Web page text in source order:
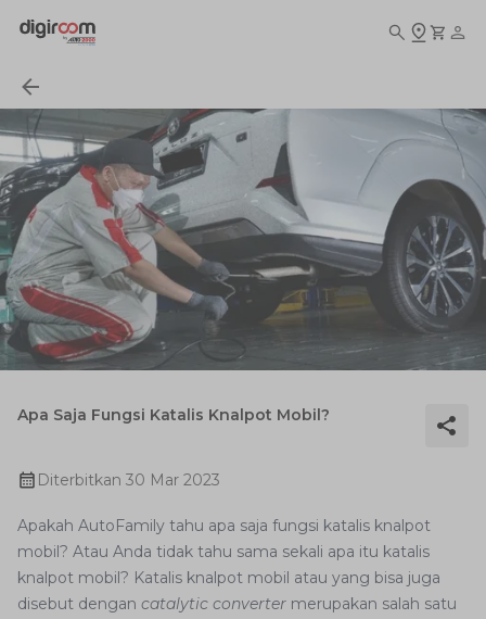
Apa Saja Fungsi Katalis Knalpot Mobil?
Diterbitkan 30 Mar 2023
Apakah AutoFamily tahu apa saja fungsi katalis knalpot
mobil? Atau Anda tidak tahu sama sekali apa itu katalis
knalpot mobil? Katalis knalpot mobil atau yang bisa juga
disebut dengan catalytic converter merupakan salah satu